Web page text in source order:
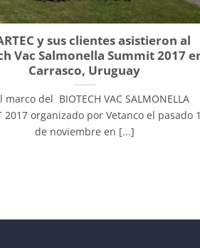
y sus clientes asistieron al
Vac Salmonella Summit 2017
Carrasco, Uruguay
marco del BIOTECH VAC SALMONELLA
2017 organizado por Vetanco el pasado
de noviembre en [...]